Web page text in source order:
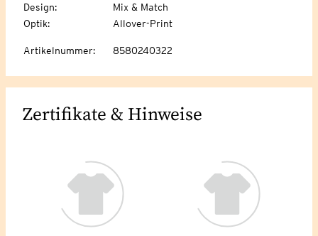
Design:
Mix & Match
Optik: Allover-Print
Artikelnummer: 8580240322
Zertifikate & Hinweise